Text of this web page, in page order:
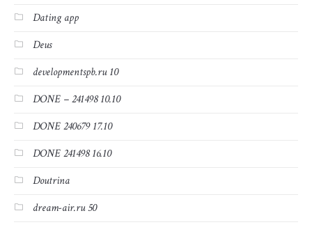
Dating app
Deus
developmentspb.ru 10
DONE – 241498 10.10
DONE 240679 17.10
DONE 241498 16.10
Doutrina
dream-air.ru 50